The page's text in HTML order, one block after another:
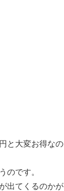
と大変お得なの
のです。
出てくるのかが